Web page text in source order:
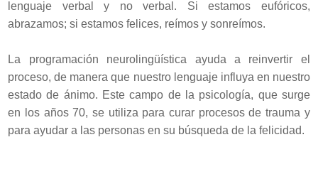
lenguaje verbal y no verbal. Si estamos eufóricos,
abrazamos; si estamos felices, reímos y sonreímos.
La programación neurolingüística ayuda a reinvertir el
proceso, de manera que nuestro lenguaje influya en nuestro
estado de ánimo. Este campo de la psicología, que surge
en los años 70, se utiliza para curar procesos de trauma y
para ayudar a las personas en su búsqueda de la felicidad.